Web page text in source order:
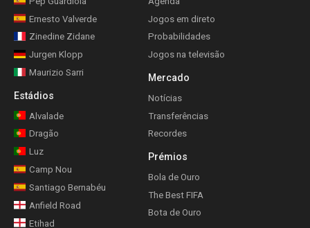
Ernesto Valverde
Zinedine Zidane
Jurgen Klopp
Maurizio Sarri
Estádios
Alvalade
Dragão
Luz
Camp Nou
Santiago Bernabéu
Anfield Road
Etihad
Jogos em direto
Probabilidades
Jogos na televisão
Mercado
Notícias
Transferências
Recordes
Prémios
Bola de Ouro
The Best FIFA
Bota de Ouro